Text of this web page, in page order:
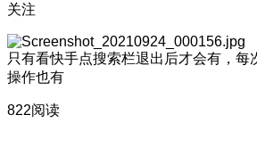
关注
只有看快手点搜索栏退出后才会有，每
操作也有
822阅读